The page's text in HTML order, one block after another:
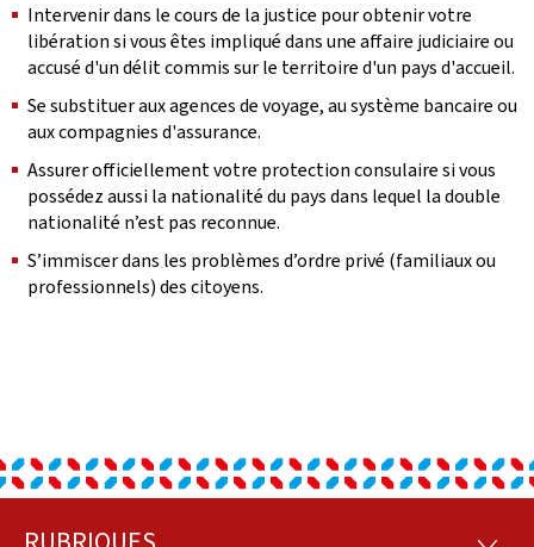
Intervenir dans le cours de la justice pour obtenir votre
libération si vous êtes impliqué dans une affaire judiciaire ou
accusé d'un délit commis sur le territoire d'un pays d'accueil.
Se substituer aux agences de voyage, au système bancaire ou
aux compagnies d'assurance.
Assurer officiellement votre protection consulaire si vous
possédez aussi la nationalité du pays dans lequel la double
nationalité n’est pas reconnue.
S’immiscer dans les problèmes d’ordre privé (familiaux ou
professionnels) des citoyens.